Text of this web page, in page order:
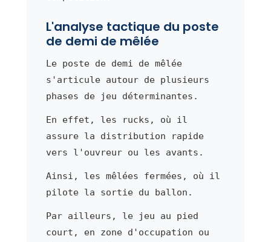
L'analyse tactique du poste
de demi de mêlée
Le poste de demi de mêlée
s'articule autour de plusieurs
phases de jeu déterminantes.
En effet, les rucks, où il
assure la distribution rapide
vers l'ouvreur ou les avants.
Ainsi, les mêlées fermées, où il
pilote la sortie du ballon.
Par ailleurs, le jeu au pied
court, en zone d'occupation ou